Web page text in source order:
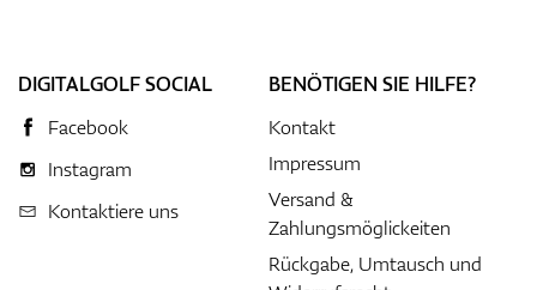
DIGITALGOLF SOCIAL
Facebook
Instagram
Kontaktiere uns
BENÖTIGEN SIE HILFE?
Kontakt
Impressum
Versand &
Zahlungsmöglickeiten
Rückgabe, Umtausch und